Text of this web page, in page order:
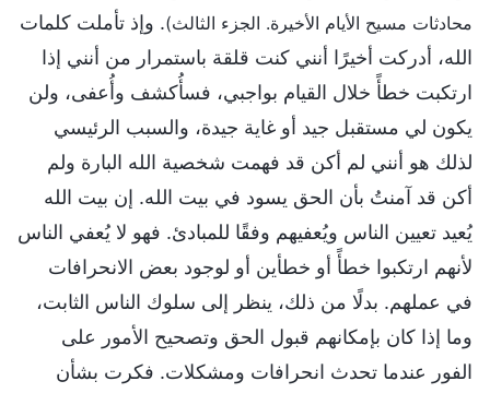
محادثات مسيح الأيام الأخيرة. الجزء الثالث). وإذ تأملت كلمات
الله، أدركت أخيرًا أنني كنت قلقة باستمرار من أنني إذا
ارتكبت خطأً خلال القيام بواجبي، فسأُكشف وأُعفى، ولن
يكون لي مستقبل جيد أو غاية جيدة، والسبب الرئيسي
لذلك هو أنني لم أكن قد فهمت شخصية الله البارة ولم
أكن قد آمنتُ بأن الحق يسود في بيت الله. إن بيت الله
يُعيد تعيين الناس ويُعفيهم وفقًا للمبادئ. فهو لا يُعفي الناس
لأنهم ارتكبوا خطأً أو خطأين أو لوجود بعض الانحرافات
في عملهم. بدلًا من ذلك، ينظر إلى سلوك الناس الثابت،
وما إذا كان بإمكانهم قبول الحق وتصحيح الأمور على
الفور عندما تحدث انحرافات ومشكلات. فكرت بشأن